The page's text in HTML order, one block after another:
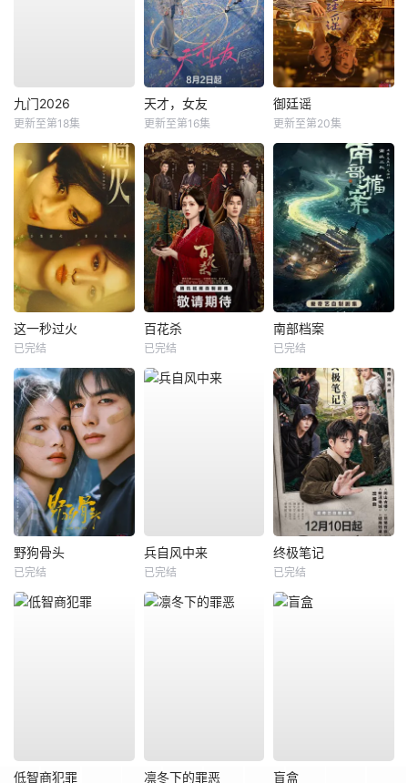
九门2026
更新至第18集
天才，女友
更新至第16集
御廷谣
更新至第20集
这一秒过火
已完结
百花杀
已完结
南部档案
已完结
野狗骨头
已完结
兵自风中来
已完结
终极笔记
已完结
低智商犯罪 凛冬下的罪恶 盲盒